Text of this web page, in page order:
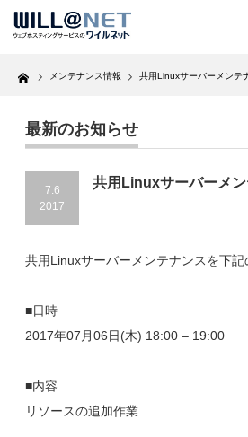
Home メンテナンス情報 共用Linuxサーバーメンテ
最新のお知らせ
7.6
2017
共用Linuxサーバーメ
共用Linuxサーバーメンテナンスを下
■日時
2017年07月06日(木) 18:00 – 19:00
■内容
リソースの追加作業